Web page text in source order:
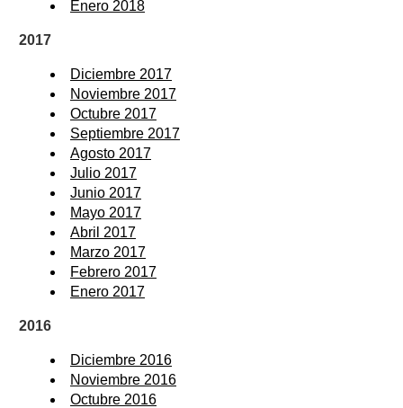
Enero 2018
2017
Diciembre 2017
Noviembre 2017
Octubre 2017
Septiembre 2017
Agosto 2017
Julio 2017
Junio 2017
Mayo 2017
Abril 2017
Marzo 2017
Febrero 2017
Enero 2017
2016
Diciembre 2016
Noviembre 2016
Octubre 2016